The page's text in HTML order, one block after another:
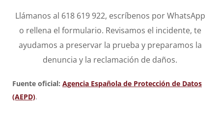
Llámanos al 618 619 922, escríbenos por WhatsApp
o rellena el formulario. Revisamos el incidente, te
ayudamos a preservar la prueba y preparamos la
denuncia y la reclamación de daños.
Fuente oficial: Agencia Española de Protección de Datos
(AEPD).